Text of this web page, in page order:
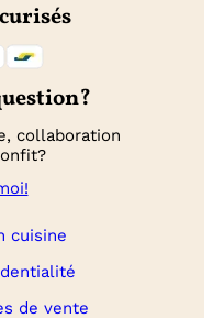
collaboration
cuisine
de vente